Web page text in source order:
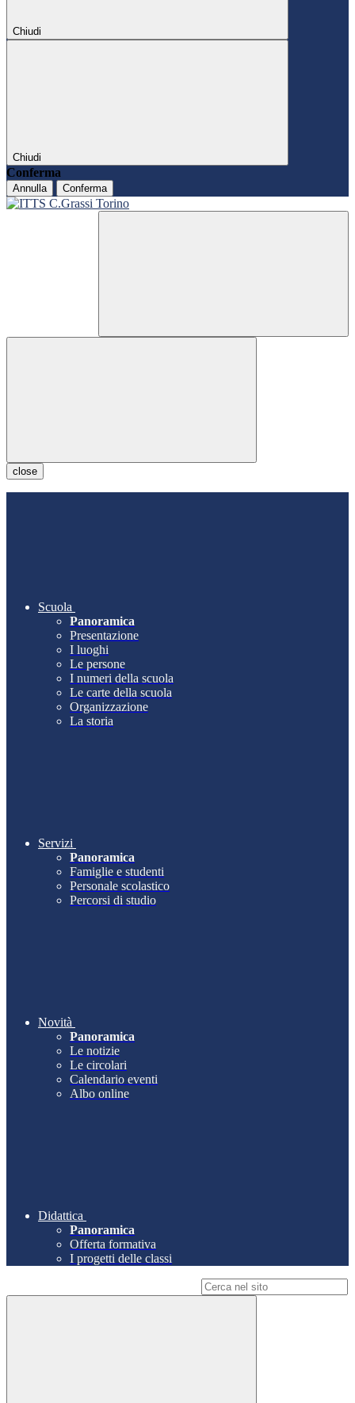
Chiudi
Chiudi
Conferma
Annulla Conferma
close
Scuola
Panoramica
Presentazione
I luoghi
Le persone
I numeri della scuola
Le carte della scuola
Organizzazione
La storia
Servizi
Panoramica
Famiglie e studenti
Personale scolastico
Percorsi di studio
Novità
Panoramica
Le notizie
Le circolari
Calendario eventi
Albo online
Didattica
Panoramica
Offerta formativa
I progetti delle classi